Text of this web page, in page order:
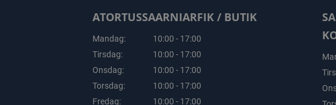
ATORTUSSAARNIARFIK / BUTIK
Mandag:
10:00 - 17:00
Tirsdag:
10:00 - 17:00
Onsdag:
10:00 - 17:00
Torsdag:
10:00 - 17:00
Fredag:
10:00 - 17:00